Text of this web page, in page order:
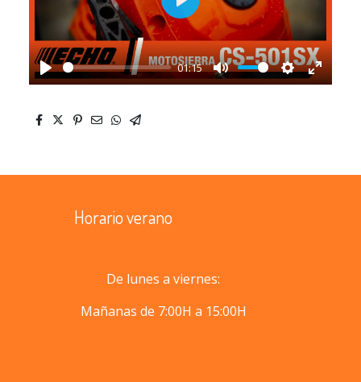
Play
01:15
Mute Settings
Enter
Play
Horario verano
De lunes a viernes:
Mañanas de 7:00H a 15:00H